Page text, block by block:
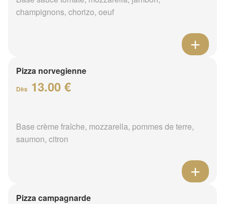
champignons, chorizo, oeuf
Pizza norvegienne
Dès 13.00 €
Base crème fraîche, mozzarella, pommes de terre,
saumon, citron
Pizza campagnarde